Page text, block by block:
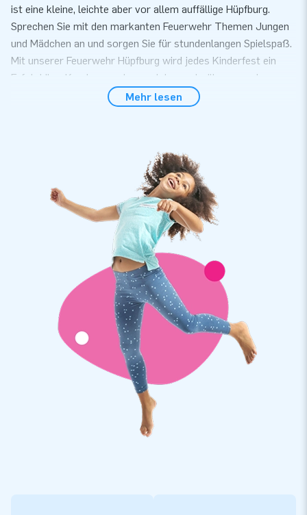
ist eine kleine, leichte aber vor allem auffällige Hüpfburg.
Sprechen Sie mit den markanten Feuerwehr Themen Jungen
und Mädchen an und sorgen Sie für stundenlangen Spielspaß.
Mit unserer Feuerwehr Hüpfburg wird jedes Kinderfest ein
Erfolg! Ihre Kunden werden noch lange darüber sprechen.
Komfort und Service
Minuten auf. Zum Beispiel während einer Kinder- oder
Nachbarschaftsparty. Die Hüpfburg wird kompakt als ein Teil
geliefert wodurch Sie einfach und komfortable
transportierbar ist. Die aufblasbare Konstruktion wird inkl.
Gebläse, Erdnägel, Transporttasche und einer deutlichen
Bedienungsanleitung geliefert. Ein komplett Set für ein
abenteuerreiches Erlebnis.
Qualität und Garantie
JB Hüpfburgen sind an mehreren Stellen verstärkt und
mehrfach vernäht. Sie werden aus einer hoch qualitativen 9x9
Gewebe PVC Plane produziert. Aufgrund dessen sind Sie
langlebig und einfach zu reinigen. Zu dem gewähren wir Ihnen
5 Jahre Herstellergarantie, aus diesem Grund liefern Sie mit
diesem Produkt jahrelang optimalen Spielspaß.
Kaufen Sie diese lustige Hüpfburg und liefern Sie Ihren Kunden
Mehr lesen